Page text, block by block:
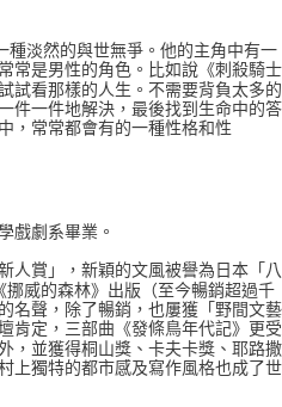
種淡然的與世無爭。他的主角中有一
常是男性的角色。比如說《刺殺騎士
試看那樣的人生。不需要背負太多的
件一件地解決，最後找到生命中的答
，常常都會有的一種性格和性
戲劇系畢業。
人賞」，新穎的文風被譽為日本「八
挪威的森林》出版（至今暢銷超過千
名聲，除了暢銷，也屢獲「野間文藝
肯定，三部曲《發條鳥年代記》更受
，並獲得桐山獎、卡夫卡獎、耶路撒
上獨特的都市感及寫作風格也成了世